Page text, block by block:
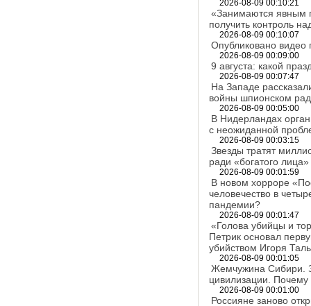
2026-08-09 00:10:21
«Занимаются явным
получить контроль
2026-08-09 00:10:07
Опубликовано
2026-08-09 00:09:00
9 августа: какой
2026-08-09 00:07:47
На Западе
войны шпионском
2026-08-09 00:05:00
В Нидерландах
с неожиданной
2026-08-09 00:03:15
Звезды тратят
ради «богатого
2026-08-09 00:01:59
В новом хорроре
человечество в
пандемии?
2026-08-09 00:01:47
«Голова убийцы и
Петрик основал
убийством Игоря
2026-08-09 00:01:05
Жемчужина Сибири.
цивилизации.
2026-08-09 00:01:00
Россияне заново